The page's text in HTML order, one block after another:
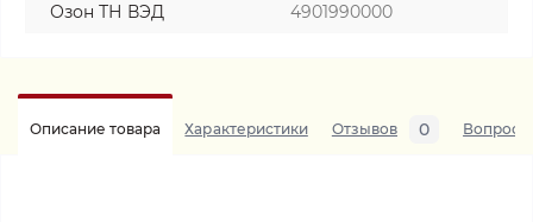
Озон ТН ВЭД
4901990000
Описание товара Характеристики Отзывов 0 Вопросы